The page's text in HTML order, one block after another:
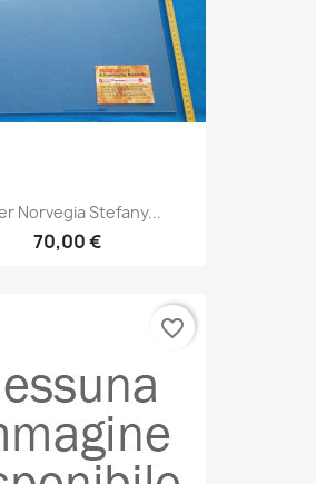
Norvegia Stefany...
70,00 €
favorite_border